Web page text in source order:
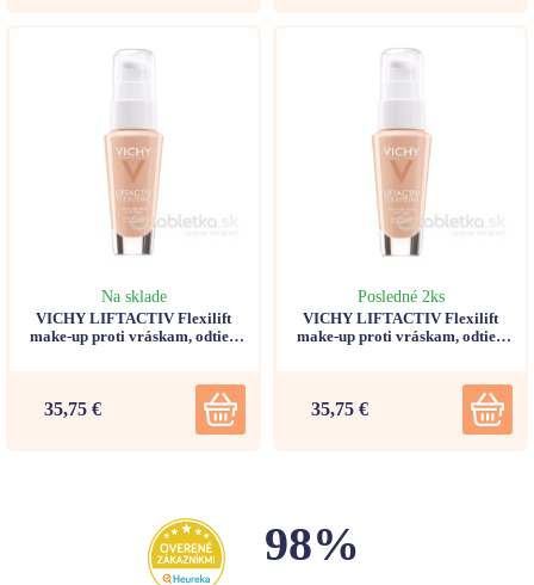
Na sklade
VICHY LIFTACTIV Flexilift
make-up proti vráskam, odtieň
35,75 €
Posledné 2ks
VICHY LIFTACTIV Flexilift
make-up proti vráskam, odtieň
35,75 €
98%